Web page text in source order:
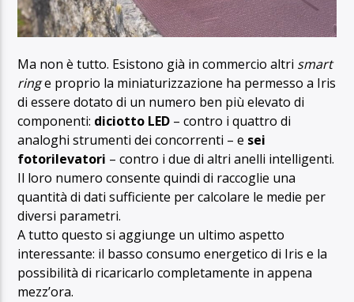
Ma non è tutto. Esistono già in commercio altri smart
ringe proprio la miniaturizzazione ha permesso a Iris
di essere dotato di un numero ben più elevato di
componenti: diciotto LED – contro i quattro di
analoghi strumenti dei concorrenti – e sei
fotorilevatori – contro i due di altri anelli intelligenti.
Il loro numero consente quindi di raccoglie una
quantità di dati sufficiente per calcolare le medie per
diversi parametri.
A tutto questo si aggiunge un ultimo aspetto
interessante: il basso consumo energetico di Iris e la
possibilità di ricaricarlo completamente in appena
mezz’ora.